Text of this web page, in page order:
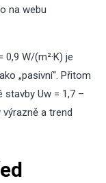
na webu
W/(m²·K) je
„pasivní“. Přitom
Uw = 1,7 –
a trend